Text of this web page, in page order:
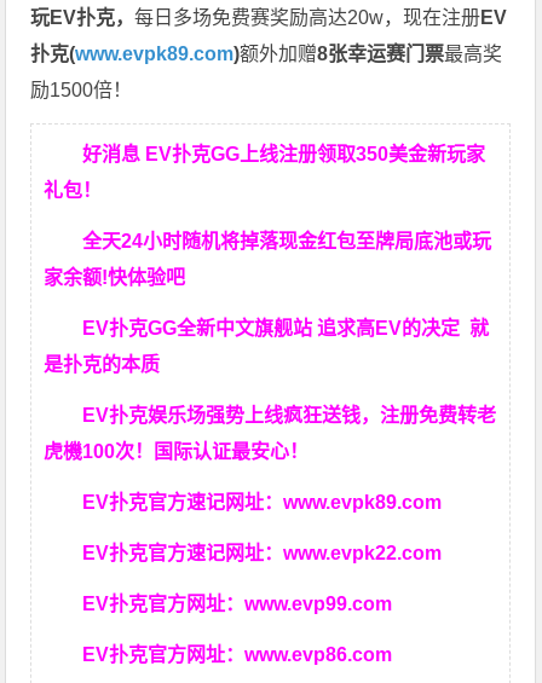
玩EV扑克，每日多场免费赛奖励高达20w，现在注册EV
扑克(www.evpk89.com)额外加赠8张幸运赛门票最高奖
励1500倍！
好消息 EV扑克GG上线注册领取350美金新玩家
礼包！
全天24小时随机将掉落现金红包至牌局底池或玩
家余额!快体验吧
EV扑克GG全新中文旗舰站 追求高EV的决定就
是扑克的本质
EV扑克娱乐场强势上线疯狂送钱，注册免费转老
虎機100次！国际认证最安心！
EV扑克官方速记网址：www.evpk89.com
EV扑克官方速记网址：www.evpk22.com
EV扑克官方网址：www.evp99.com
EV扑克官方网址：www.evp86.com